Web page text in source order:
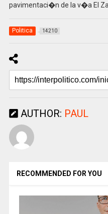
pavimentaci�n de la v�a El
Politica 14210
AUTHOR: PAUL
RECOMMENDED FOR YOU